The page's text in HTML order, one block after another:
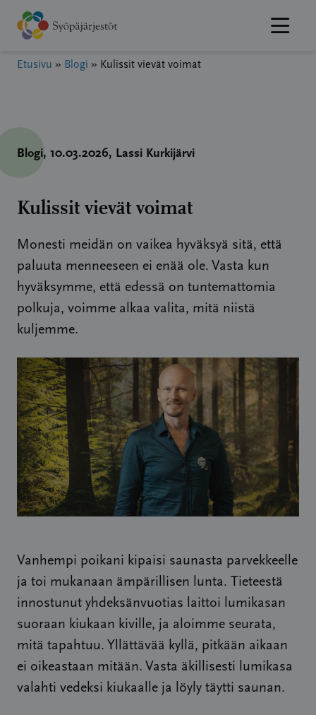
Hyppää
sisältöön
Etusivu » Blogi » Kulissit vievät voimat
Blogi, 10.03.2026, Lassi Kurkijärvi
Kulissit vievät voimat
Monesti meidän on vaikea hyväksyä sitä, että
paluuta menneeseen ei enää ole. Vasta kun
hyväksymme, että edessä on tuntemattomia
polkuja, voimme alkaa valita, mitä niistä
kuljemme.
Vanhempi poikani kipaisi saunasta parvekkeelle
ja toi mukanaan ämpärillisen lunta. Tieteestä
innostunut yhdeksänvuotias laittoi lumikasan
suoraan kiukaan kiville, ja aloimme seurata,
mitä tapahtuu. Yllättävää kyllä, pitkään aikaan
ei oikeastaan mitään. Vasta äkillisesti lumikasa
valahti vedeksi kiukaalle ja löyly täytti saunan.